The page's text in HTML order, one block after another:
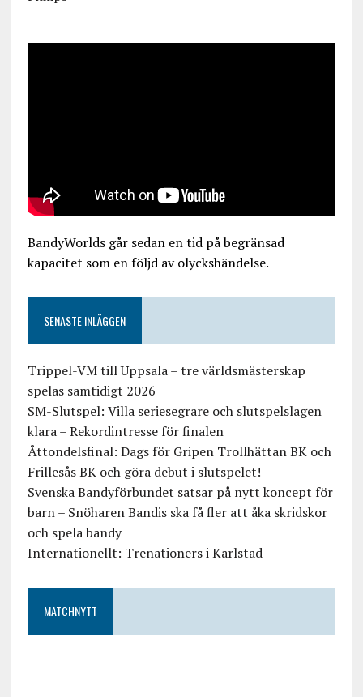
BandyWorlds går sedan en tid på begränsad
kapacitet som en följd av olyckshändelse.
SENASTE INLÄGGEN
Trippel-VM till Uppsala – tre världsmästerskap
spelas samtidigt 2026
SM-Slutspel: Villa seriesegrare och slutspelslagen
klara – Rekordintresse för finalen
Åttondelsfinal: Dags för Gripen Trollhättan BK och
Frillesås BK och göra debut i slutspelet!
Svenska Bandyförbundet satsar på nytt koncept för
barn – Snöharen Bandis ska få fler att åka skridskor
och spela bandy
Internationellt: Trenationers i Karlstad
MATCHNYTT